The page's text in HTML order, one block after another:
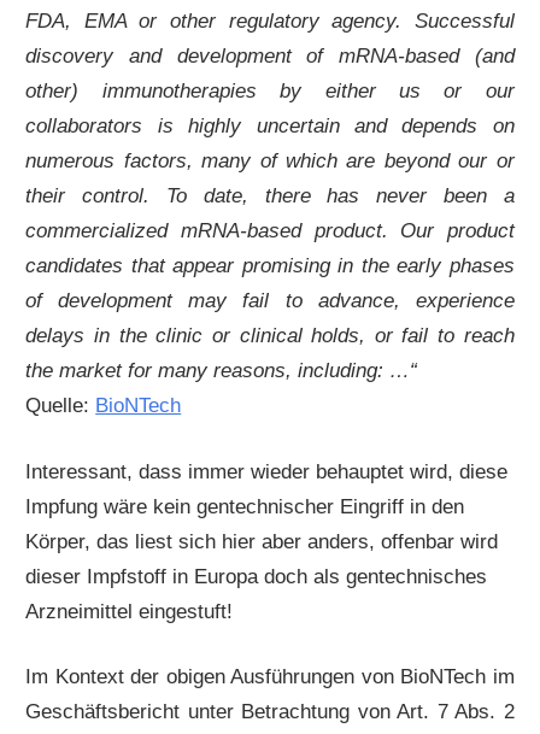
FDA, EMA or other regulatory agency. Successful
discovery and development of mRNA-based (and
other) immunotherapies by either us or our
collaborators is highly uncertain and depends on
numerous factors, many of which are beyond our or
their control. To date, there has never been a
commercialized mRNA-based product. Our product
candidates that appear promising in the early phases
of development may fail to advance, experience
delays in the clinic or clinical holds, or fail to reach
the market for many reasons, including: …“
Quelle: BioNTech
Interessant, dass immer wieder behauptet wird, diese
Impfung wäre kein gentechnischer Eingriff in den
Körper, das liest sich hier aber anders, offenbar wird
dieser Impfstoff in Europa doch als gentechnisches
Arzneimittel eingestuft!
Im Kontext der obigen Ausführungen von BioNTech im
Geschäftsbericht unter Betrachtung von Art. 7 Abs. 2